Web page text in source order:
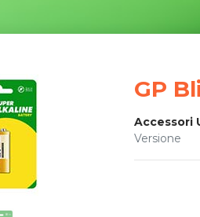
GP
Accessori
Versione